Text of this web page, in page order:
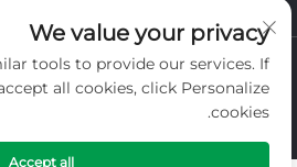
حقوق النسخ © شركة كايفنغ داتونغ لمواد البناء
محفوظة. - سياسة الخصوصية
We value your privacy
tools to provide our services. If
all cookies, click Personalize
cookies.
Accept all